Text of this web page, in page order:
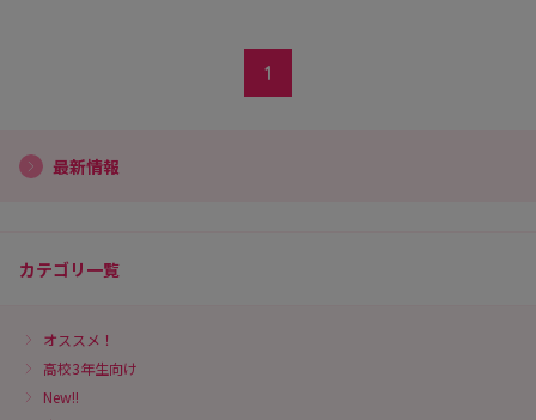
1
最新情報
カテゴリ一覧
オススメ！
高校3年生向け
New!!